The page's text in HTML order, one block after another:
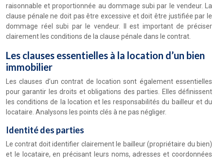
raisonnable et proportionnée au dommage subi par le vendeur. La
clause pénale ne doit pas être excessive et doit être justifiée par le
dommage réel subi par le vendeur. Il est important de préciser
clairement les conditions de la clause pénale dans le contrat.
Les clauses essentielles à la location d’un bien
immobilier
Les clauses d’un contrat de location sont également essentielles
pour garantir les droits et obligations des parties. Elles définissent
les conditions de la location et les responsabilités du bailleur et du
locataire. Analysons les points clés à ne pas négliger.
Identité des parties
Le contrat doit identifier clairement le bailleur (propriétaire du bien)
et le locataire, en précisant leurs noms, adresses et coordonnées